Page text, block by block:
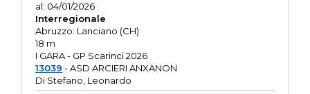
al: 04/01/2026
Interregionale
Abruzzo: Lanciano (CH)
18 m
I GARA - GP Scarinci 2026
13039 - ASD ARCIERI ANXANON
Di Stefano, Leonardo